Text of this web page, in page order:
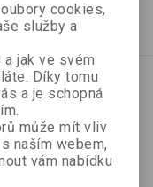
Vyprodáno
cookies,
služby a
jak ve svém
Díky tomu
a je schopná
může mít vliv
naším webem,
vám nabídku